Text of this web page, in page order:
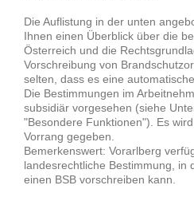
Die Auflistung in der unten
Ihnen einen Überblick über die
Österreich und die
Vorschreibung von
selten, dass es eine
Die Bestimmungen im
subsidiär vorgesehen (siehe
"Besondere Funktionen"). Es
Vorrang gegeben.
Bemerkenswert: Vorarlberg
landesrechtliche Bestimmung, in
einen BSB vorschreiben kann.